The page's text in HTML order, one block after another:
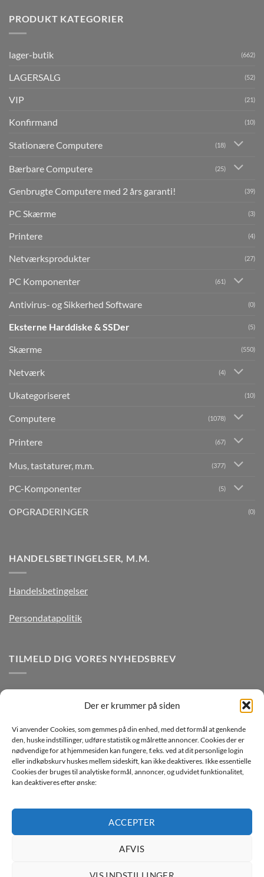
Der er krummer på siden
Vi anvender Cookies, som gemmes på din enhed, med det formål at genkende
den, huske indstillinger, udføre statistik og målrette annoncer. Cookies der er
nødvendige for at hjemmesiden kan fungere, f.eks. ved at dit personlige login
eller indkøbskurv huskes mellem sideskift, kan ikke deaktiveres. Ikke essentielle
Cookies der bruges til analytiske formål, annoncer, og udvidet funktionalitet,
kan deaktiveres efter ønske:
ACCEPTER
AFVIS
PRODUKT KATEGORIER
lager-butik (662)
LAGERSALG (52)
VIP (21)
Konfirmand (10)
Stationære Computere (18)
Bærbare Computere (25)
Genbrugte Computere med 2 års garanti! (39)
PC Skærme (3)
Printere (4)
Netværksprodukter (27)
PC Komponenter (61)
Antivirus- og Sikkerhed Software (0)
Eksterne Harddiske & SSDer (5)
Skærme (550)
Netværk (4)
Ukategoriseret (10)
Computere (1078)
Printere (67)
Mus, tastaturer, m.m. (377)
PC-Komponenter (5)
OPGRADERINGER (0)
HANDELSBETINGELSER, M.M.
Handelsbetingelser
Persondatapolitik
TILMELD DIG VORES NYHEDSBREV
Jeg ønsker at modtage mails fra TJdata!
Copyright 2026 © TJdata ApS